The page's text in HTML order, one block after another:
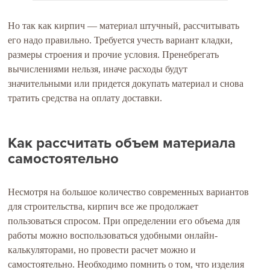
Но так как кирпич — материал штучный, рассчитывать
его надо правильно. Требуется учесть вариант кладки,
размеры строения и прочие условия. Пренебрегать
вычислениями нельзя, иначе расходы будут
значительными или придется докупать материал и снова
тратить средства на оплату доставки.
Как рассчитать объем материала
самостоятельно
Несмотря на большое количество современных вариантов
для строительства, кирпич все же продолжает
пользоваться спросом. При определении его объема для
работы можно воспользоваться удобными онлайн-
калькуляторами, но провести расчет можно и
самостоятельно. Необходимо помнить о том, что изделия